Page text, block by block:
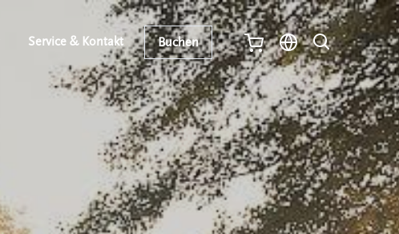
Service & Kontakt Buchen